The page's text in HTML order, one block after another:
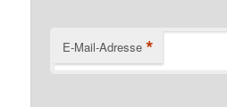
E-Mail-Adresse *